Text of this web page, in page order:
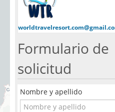
Formulario de
solicitud
Nombre y apellido